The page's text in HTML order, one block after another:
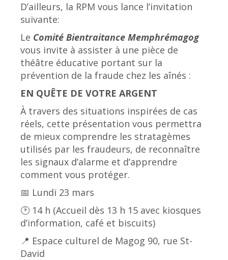
D’ailleurs, la RPM vous lance l’invitation
suivante:
Le Comité Bientraitance Memphrémagog
vous invite à assister à une pièce de
théâtre éducative portant sur la
prévention de la fraude chez les aînés :
EN QUÊTE DE VOTRE ARGENT
À travers des situations inspirées de cas
réels, cette présentation vous permettra
de mieux comprendre les stratagèmes
utilisés par les fraudeurs, de reconnaître
les signaux d’alarme et d’apprendre
comment vous protéger.
📅 Lundi 23 mars
🕑 14 h (Accueil dès 13 h 15 avec kiosques
d’information, café et biscuits)
📍 Espace culturel de Magog 90, rue St-
David